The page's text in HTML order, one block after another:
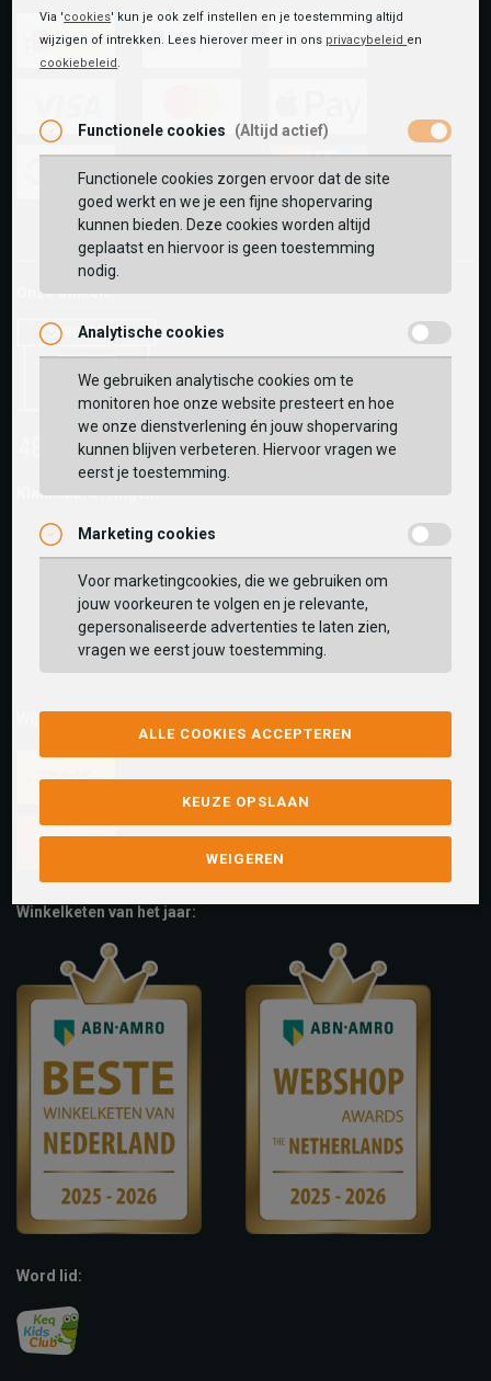
visa
fashion-
cheque
vvv-
giftcard
Onze winkels:
Klantwaarderingen:
Wij versturen met:
Winkelketen van het jaar:
Word lid:
Via 'cookies' kun je ook zelf instellen en je toestemming altijd
wijzigen of intrekken. Lees hierover meer in ons privacybeleid en
cookiebeleid.
Functionele cookies (Altijd actief)
Functionele cookies zorgen ervoor dat de site
goed werkt en we je een fijne shopervaring
kunnen bieden. Deze cookies worden altijd
geplaatst en hiervoor is geen toestemming
nodig.
Analytische cookies
We gebruiken analytische cookies om te
monitoren hoe onze website presteert en hoe
we onze dienstverlening én jouw shopervaring
kunnen blijven verbeteren. Hiervoor vragen we
eerst je toestemming.
Marketing cookies
Voor marketingcookies, die we gebruiken om
jouw voorkeuren te volgen en je relevante,
gepersonaliseerde advertenties te laten zien,
vragen we eerst jouw toestemming.
ALLE COOKIES ACCEPTEREN
KEUZE OPSLAAN
WEIGEREN